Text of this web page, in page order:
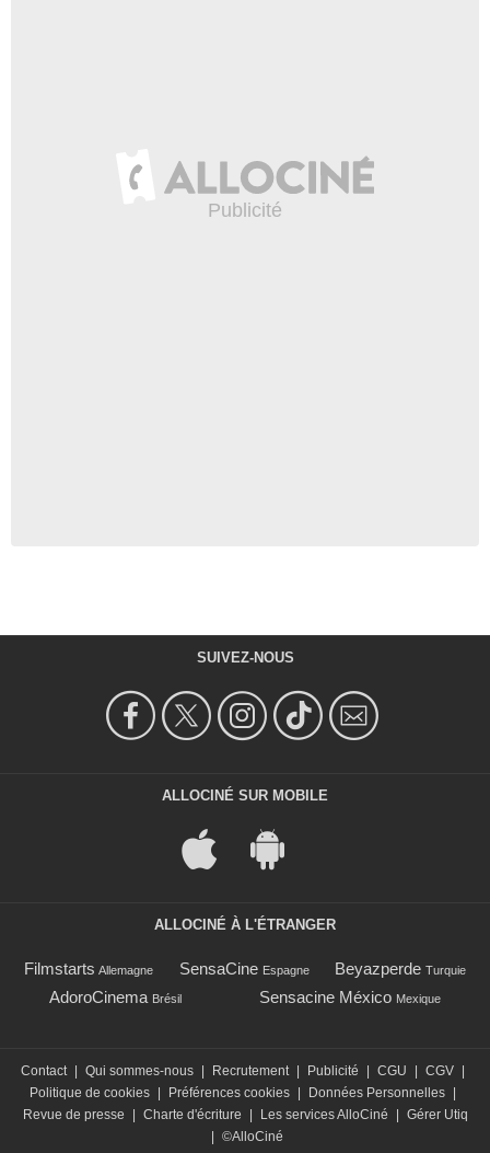
SUIVEZ-NOUS
ALLOCINÉ SUR MOBILE
ALLOCINÉ À L'ÉTRANGER
Filmstarts Allemagne SensaCine Espagne Beyazperde Turquie
AdoroCinema Brésil Sensacine México Mexique
Contact Qui sommes-nous Recrutement Publicité CGU CGV
Politique de cookies
Préférences cookies Données Personnelles
Revue de presse
Charte d'écriture Les services AlloCiné
Gérer Utiq
©AlloCiné